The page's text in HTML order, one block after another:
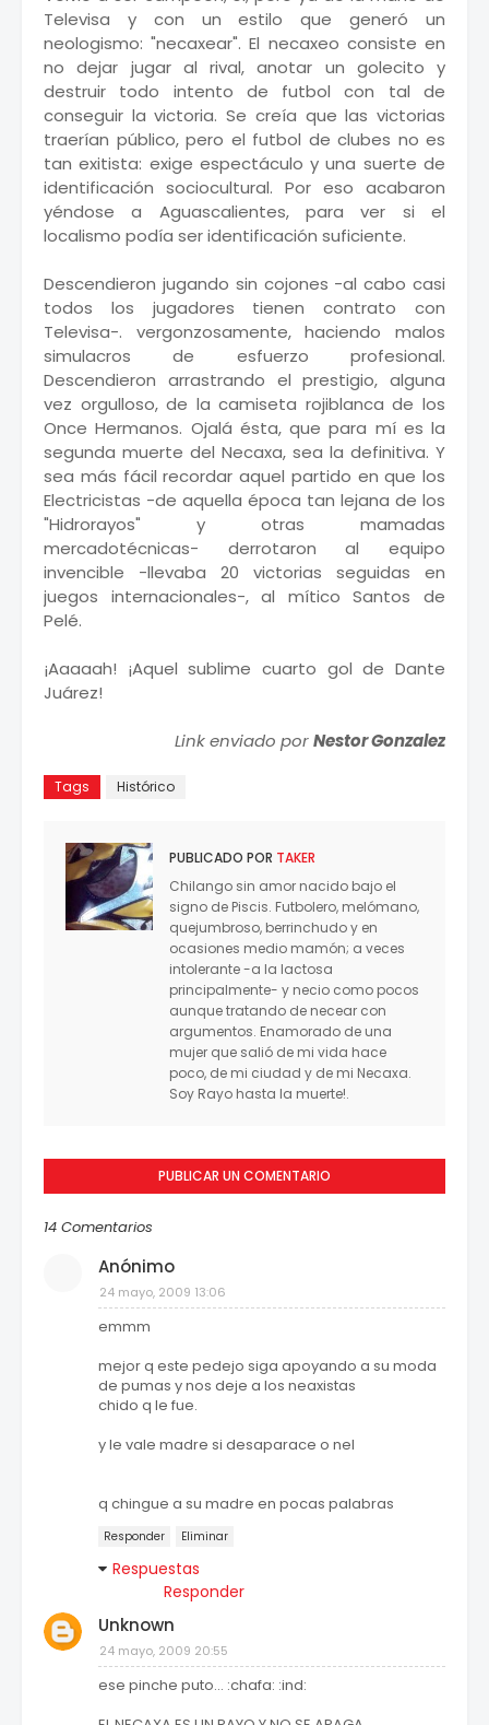
Televisa y con un estilo que generó un
neologismo: "necaxear". El necaxeo consiste en
no dejar jugar al rival, anotar un golecito y
destruir todo intento de futbol con tal de
conseguir la victoria. Se creía que las victorias
traerían público, pero el futbol de clubes no es
tan exitista: exige espectáculo y una suerte de
identificación sociocultural. Por eso acabaron
yéndose a Aguascalientes, para ver si el
localismo podía ser identificación suficiente.
Descendieron jugando sin cojones -al cabo casi
todos los jugadores tienen contrato con
Televisa-. vergonzosamente, haciendo malos
simulacros de esfuerzo profesional.
Descendieron arrastrando el prestigio, alguna
vez orgulloso, de la camiseta rojiblanca de los
Once Hermanos. Ojalá ésta, que para mí es la
segunda muerte del Necaxa, sea la definitiva. Y
sea más fácil recordar aquel partido en que los
Electricistas -de aquella época tan lejana de los
"Hidrorayos" y otras mamadas
mercadotécnicas- derrotaron al equipo
invencible -llevaba 20 victorias seguidas en
juegos internacionales-, al mítico Santos de
Pelé.
¡Aaaaah! ¡Aquel sublime cuarto gol de Dante
Juárez!
Link enviado porNestor Gonzalez
Tags Histórico
PUBLICADO POR TAKER
Chilango sin amor nacido bajo el
signo de Piscis. Futbolero, melómano,
quejumbroso, berrinchudo y en
ocasiones medio mamón; a veces
intolerante -a la lactosa
principalmente- y necio como pocos
aunque tratando de necear con
argumentos. Enamorado de una
mujer que salió de mi vida hace
poco, de mi ciudad y de mi Necaxa.
Soy Rayo hasta la muerte!.
PUBLICAR UN COMENTARIO
14 Comentarios
Anónimo
24 mayo, 2009 13:06
emmm
mejor q este pedejo siga apoyando a su moda
de pumas y nos deje a los neaxistas
chido q le fue.
y le vale madre si desaparace o nel
q chingue a su madre en pocas palabras
Responder Eliminar
Respuestas
Responder
Unknown
24 mayo, 2009 20:55
ese pinche puto... :chafa: :ind: